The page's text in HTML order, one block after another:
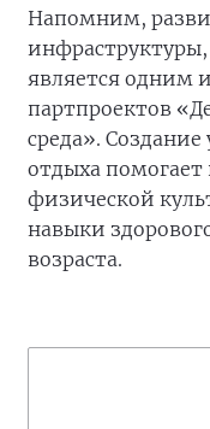
Напомним,
является одним
партпроектов
среда».
отдыха
физической
навыки
возраста.